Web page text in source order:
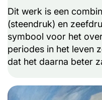
Dit werk is een
(steendruk) en
symbool voor het
periodes in het leven
dat het daarna beter